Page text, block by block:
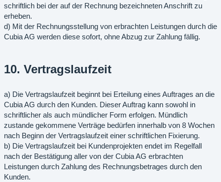
schriftlich bei der auf der Rechnung bezeichneten Anschrift zu
erheben.
d) Mit der Rechnungsstellung von erbrachten Leistungen durch die
Cubia AG werden diese sofort, ohne Abzug zur Zahlung fällig.
10. Vertragslaufzeit
a) Die Vertragslaufzeit beginnt bei Erteilung eines Auftrages an die
Cubia AG durch den Kunden. Dieser Auftrag kann sowohl in
schriftlicher als auch mündlicher Form erfolgen. Mündlich
zustande gekommene Verträge bedürfen innerhalb von 8 Wochen
nach Beginn der Vertragslaufzeit einer schriftlichen Fixierung.
b) Die Vertragslaufzeit bei Kundenprojekten endet im Regelfall
nach der Bestätigung aller von der Cubia AG erbrachten
Leistungen durch Zahlung des Rechnungsbetrages durch den
Kunden.